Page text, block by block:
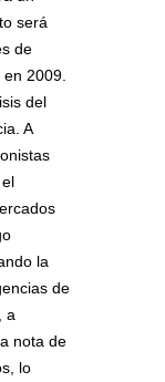
será
de
2009.
del
A
la
de
a
nota de
lo